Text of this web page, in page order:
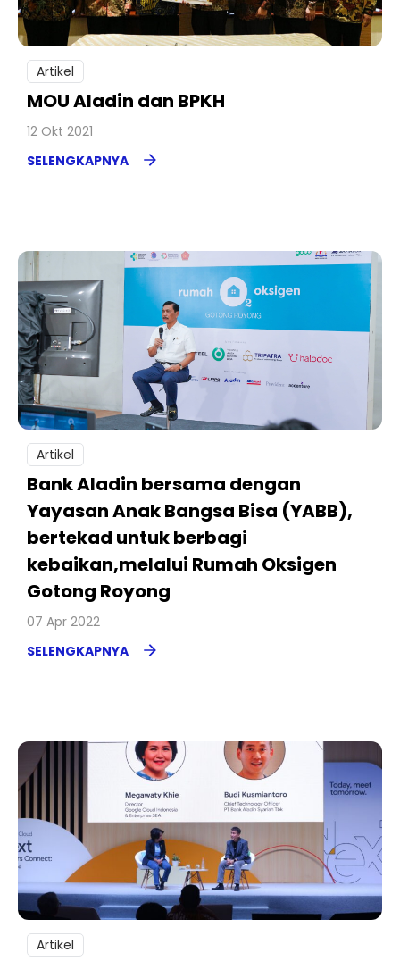
Artikel
MOU Aladin dan BPKH
12 Okt 2021
SELENGKAPNYA
Artikel
Bank Aladin bersama dengan
Yayasan Anak Bangsa Bisa (YABB),
bertekad untuk berbagi
kebaikan,melalui Rumah Oksigen
Gotong Royong
07 Apr 2022
SELENGKAPNYA
Artikel